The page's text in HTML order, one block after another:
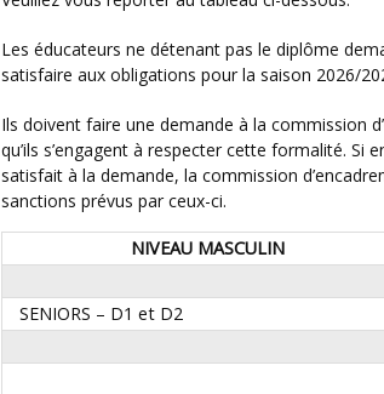
Les éducateurs ne détenant pas le diplôme demandé peuvent obtenir une dérogation afin de
satisfaire aux obligations pour la saison 2026/
Ils doivent faire une demande à la commission d’encadrement à l’entête de leur club précisant
qu’ils s’engagent à respecter cette formalité. Si
satisfait à la demande, la commission
sanctions prévus par ceux-ci.
NIVEAU MASCULIN
SENIORS – D1 et D2